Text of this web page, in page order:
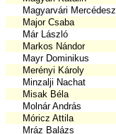
Magyarvári Mercédesz
Major Csaba
Már László
Markos Nándor
Mayr Dominikus
Merényi Károly
Minzalji Nachat
Misak Béla
Molnár András
Móricz Attila
Mráz Balázs